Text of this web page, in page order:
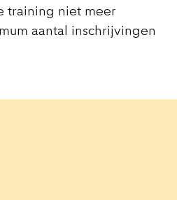
training niet meer
aantal inschrijvingen